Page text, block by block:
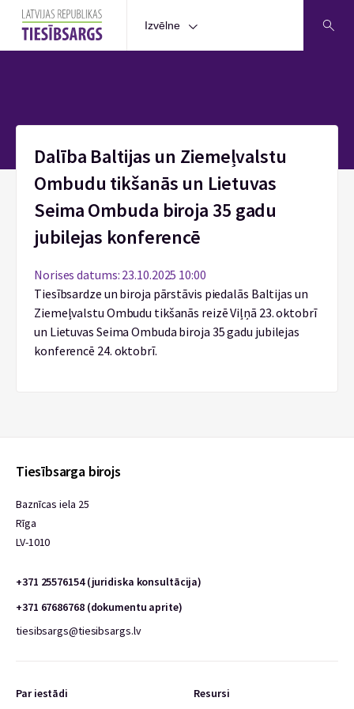
Izvēlne
Dalība Baltijas un Ziemeļvalstu
Ombudu tikšanās un Lietuvas
Seima Ombuda biroja 35 gadu
jubilejas konferencē
Norises datums: 23.10.2025 10:00
Tiesībsardze un biroja pārstāvis piedalās Baltijas un
Ziemeļvalstu Ombudu tikšanās reizē Viļņā 23. oktobrī
un Lietuvas Seima Ombuda biroja 35 gadu jubilejas
konferencē 24. oktobrī.
Tiesībsarga birojs
Baznīcas iela 25
Rīga
LV-1010
+371 25576154 (juridiska konsultācija)
+371 67686768 (dokumentu aprite)
tiesibsargs@tiesibsargs.lv
Par iestādi Resursi